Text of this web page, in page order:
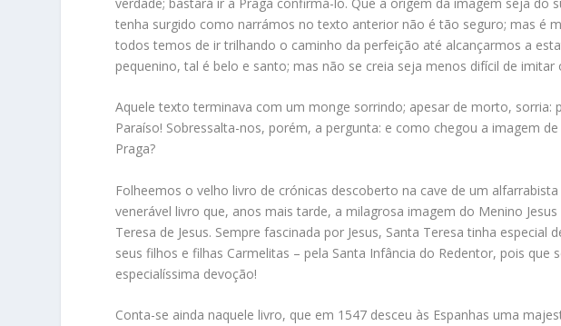
tenha surgido como narrámos no texto anterior não é tão seguro; mas é
todos temos de ir trilhando o caminho da perfeição até alcançarmos a
pequenino, tal é belo e santo; mas não se creia seja menos difícil de imitar
Aquele texto terminava com um monge sorrindo; apesar de morto, sorria:
Paraíso! Sobressalta-nos, porém, a pergunta: e como chegou a imagem
Praga?
Folheemos o velho livro de crónicas descoberto na cave de um
venerável livro que, anos mais tarde, a milagrosa imagem do Menino
Teresa de Jesus. Sempre fascinada por Jesus, Santa Teresa tinha especial
seus filhos e filhas Carmelitas – pela Santa Infância do Redentor, pois que
especialíssima devoção!
Conta-se ainda naquele livro, que em 1547 desceu às Espanhas uma